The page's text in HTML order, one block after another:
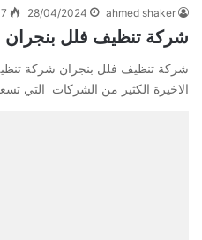
ahmed shaker
28/04/2024
شركة تنظيف فلل بنجران
شركة تنظيف فلل بنجران شركة
الاخيرة الكثير من الشركات التي